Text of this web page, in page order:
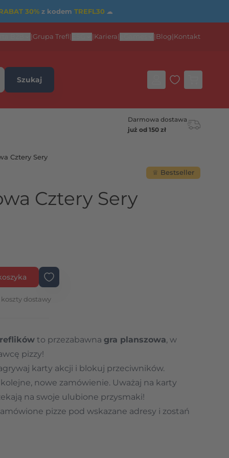
30%z kodem TREFL30 ☁
Grupa Trefl Kariera Blog Kontakt
Szukaj
Darmowa dostawa
już od 150 zł
Cztery Sery
♕ Bestseller
Cztery Sery
dostawy
to przezabawna gra planszowa, w
pizzy!
karty akcji i blokuj przeciwników.
nowe zamówienie. Uważaj na karty
na swoje ulubione przysmaki!
pizze pod wskazane adresy i zostań